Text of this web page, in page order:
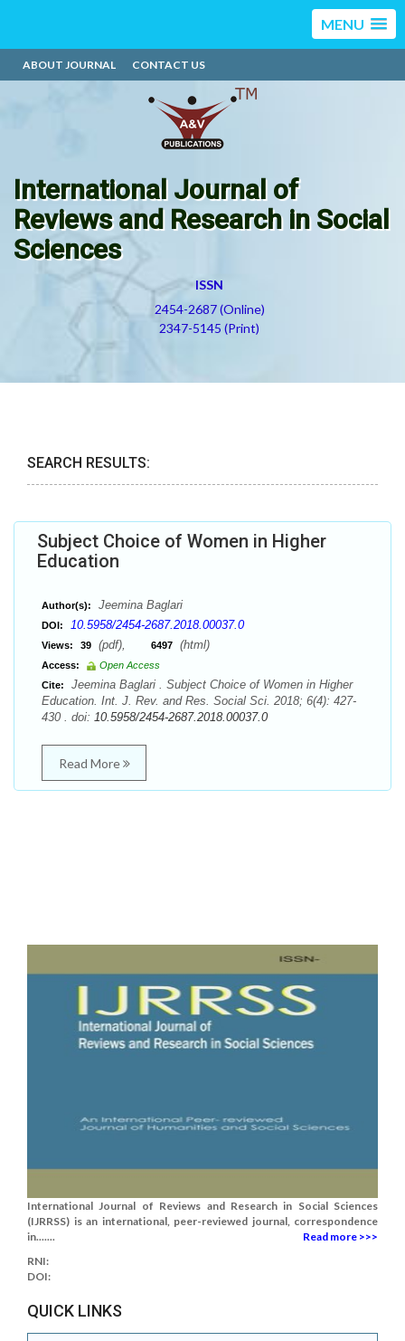
MENU
ABOUT JOURNAL CONTACT US
International Journal of
Reviews and Research in Social
Sciences
ISSN
2454-2687 (Online)
2347-5145 (Print)
SEARCH RESULTS:
Subject Choice of Women in Higher
Education
Author(s): Jeemina Baglari
DOI: 10.5958/2454-2687.2018.00037.0
Views: 39 (pdf), 6497 (html)
Access:
Open Access
Cite:
Jeemina Baglari . Subject Choice of Women in Higher
Education. Int. J. Rev. and Res. Social Sci. 2018; 6(4): 427-
430 . doi: 10.5958/2454-2687.2018.00037.0
Read More
International Journal of Reviews and Research in Social Sciences
(IJRRSS) is an international, peer-reviewed journal, correspondence
in.......
Read more >>>
RNI:
DOI:
QUICK LINKS